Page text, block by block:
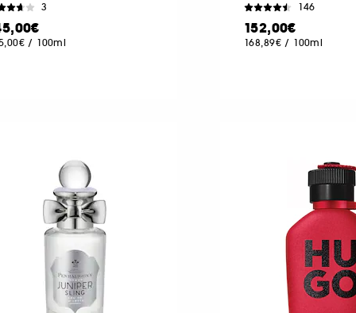
3
/ 100ml
146
152,00€
168,89€ / 100ml